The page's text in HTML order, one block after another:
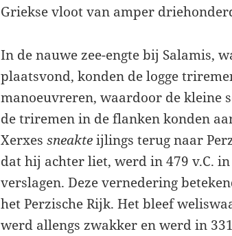
Griekse vloot van amper
In de nauwe zee-engte bij Salamis,
plaatsvond, konden de logge
manoeuvreren, waardoor de kleine
de triremen in de flanken konden
Xerxessneakteijlings terug naar
dat hij achter liet, werd in 479 v.C.
verslagen. Deze vernedering
het Perzische Rijk. Het bleef
werd allengs zwakker en werd in